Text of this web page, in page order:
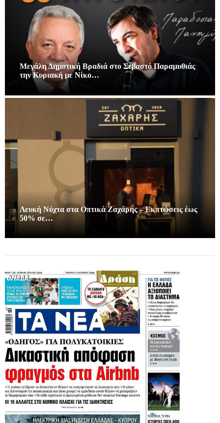
Μεγάλη Δημοτική Βραδιά στο Σεβαστό Παραμυθιάς
την Κυριακή με Νίκο…
Λευκή Νύχτα στα Οπτικά Ζαχάρης – Εκπτώσεις έως
50% σε…